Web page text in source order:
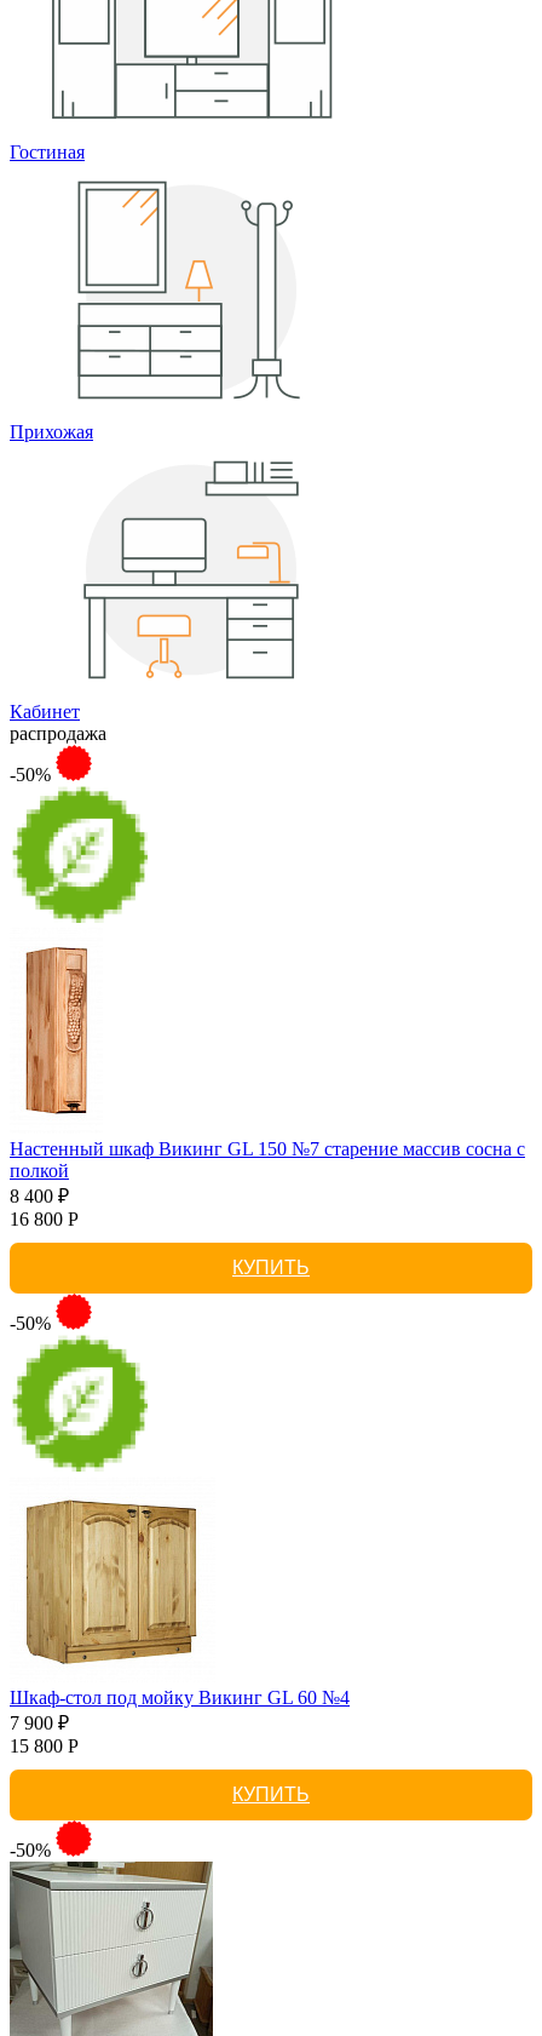
Гостиная
Прихожая
Кабинет
распродажа
-50%
Настенный шкаф Викинг GL 150 №7 старение массив сосна с
полкой
8 400 ₽
16 800 Р
КУПИТЬ
-50%
Шкаф-стол под мойку Викинг GL 60 №4
7 900 ₽
15 800 Р
КУПИТЬ
-50%